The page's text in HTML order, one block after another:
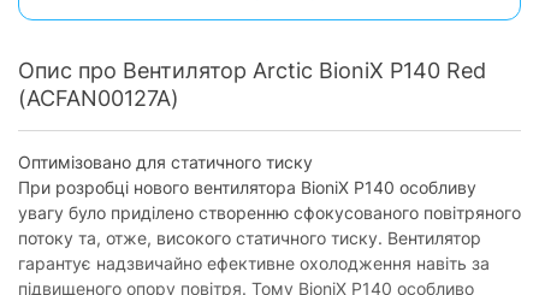
Рівень шуму:
26 дБ
Живлення
Роз'єм живлення:
Номінальна напруга:
12 В
Номінальний струм:
0.15 A
Особливості
Регулювання обертів: є
Опис про Вентилятор Arctic BioniX P140 Red
(ACFAN00127A)
Оптимізовано для статичного тиску
При розробці нового вентилятора BioniX P140 особливу
увагу було приділено створенню сфокусованого повітряного
потоку та, отже, високого статичного тиску. Вентилятор
гарантує надзвичайно ефективне охолодження навіть за
підвищеного опору повітря. Тому BioniX P140 особливо